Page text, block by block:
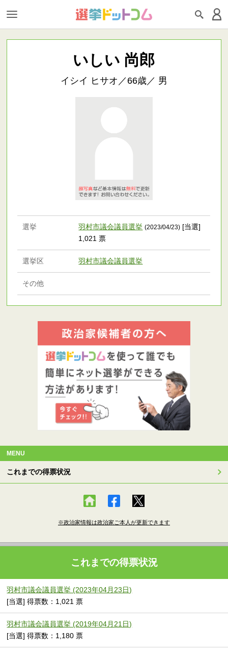
いしい 尚郎
イシイ ヒサオ／66歳／ 男
選挙 羽村市議会議員選挙 (2023/04/23) [当選]
1,021 票
選挙区 羽村市議会議員選挙
その他
MENU
これまでの得票状況
※政治家情報は政治家ご本人が更新できます
これまでの得票状況
羽村市議会議員選挙 (2023年04月23日)
[当選] 得票数：1,021 票
羽村市議会議員選挙 (2019年04月21日)
[当選] 得票数：1,180 票